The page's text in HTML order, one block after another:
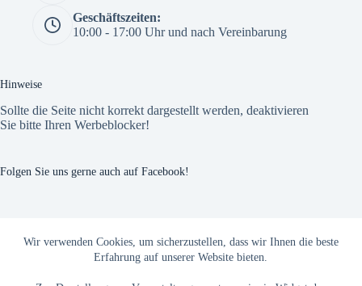
Wir verwenden Cookies, um sicherzustellen, dass wir Ihnen die beste
Erfahrung auf unserer Website bieten.
Geschäftszeiten:
10:00 - 17:00 Uhr und nach Vereinbarung
Hinweise
Sollte die Seite nicht korrekt dargestellt werden, deaktivieren
Sie bitte Ihren Werbeblocker!
Folgen Sie uns gerne auch auf Facebook!